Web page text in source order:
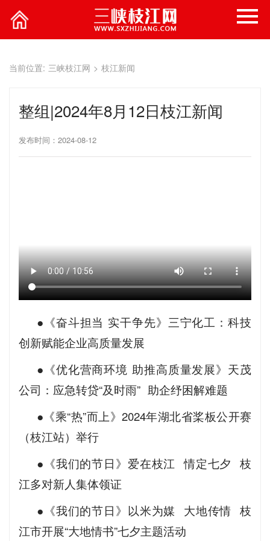
当前位置: 三峡枝江网 > 枝江新闻
整组|2024年8月12日枝江新闻
发布时间：2024-08-12
●《奋斗担当 实干争先》三宁化工：科技
创新赋能企业高质量发展
●《优化营商环境 助推高质量发展》天茂
公司：应急转贷“及时雨” 助企纾困解难题
●《乘“热”而上》2024年湖北省桨板公开赛
（枝江站）举行
●《我们的节日》爱在枝江 情定七夕 枝
江多对新人集体领证
●《我们的节日》以米为媒 大地传情 枝
江市开展“大地情书”七夕主题活动